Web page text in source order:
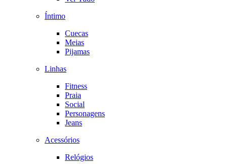
Íntimo
Cuecas
Meias
Pijamas
Linhas
Fitness
Praia
Social
Personagens
Jeans
Acessórios
Relógios